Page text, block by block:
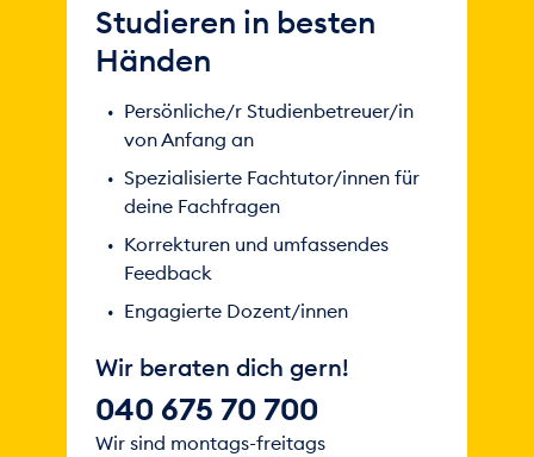
Studieren in besten
Händen
Persönliche/r Studienbetreuer/in
von Anfang an
Spezialisierte Fachtutor/innen für
deine Fachfragen
Korrekturen und umfassendes
Feedback
Engagierte Dozent/innen
Wir beraten dich gern!
040 675 70 700
Wir sind montags-freitags